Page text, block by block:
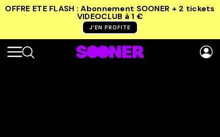
OFFRE ETE FLASH : Abonnement SOONER + 2 tickets
VIDEOCLUB à 1 €
J’EN PROFITE